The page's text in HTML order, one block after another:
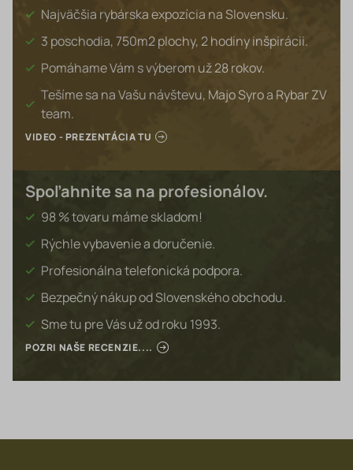
Najväčšia rybárska expozícia na Slovensku.
3 poschodia, 750m2 plochy, 2 hodiny inšpirácii.
Pomáhame Vám s výberom už 28 rokov.
Tešíme sa na Vašu návštevu, Majo Syro a Rybar ZV
team.
VIDEO - PREZENTÁCIA TU
Spoľahnite sa na profesionálov.
98 % tovaru máme skladom!
Rýchle vybavenie a doručenie.
Profesionálna telefonická podpora.
Bezpečný nákup od Slovenského obchodu.
Sme tu pre Vás už od roku 1993.
POZRI NAŠE RECENZIE....